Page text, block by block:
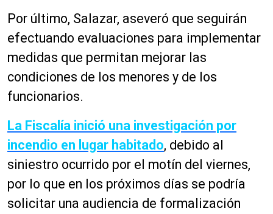
o
Por último, Salazar, aseveró que seguirán
efectuando evaluaciones para implementar
medidas que permitan mejorar las
condiciones de los menores y de los
funcionarios.
La Fiscalía inició una investigación por
incendio en lugar habitado, debido al
siniestro ocurrido por el motín del viernes,
por lo que en los próximos días se podría
solicitar una audiencia de formalización